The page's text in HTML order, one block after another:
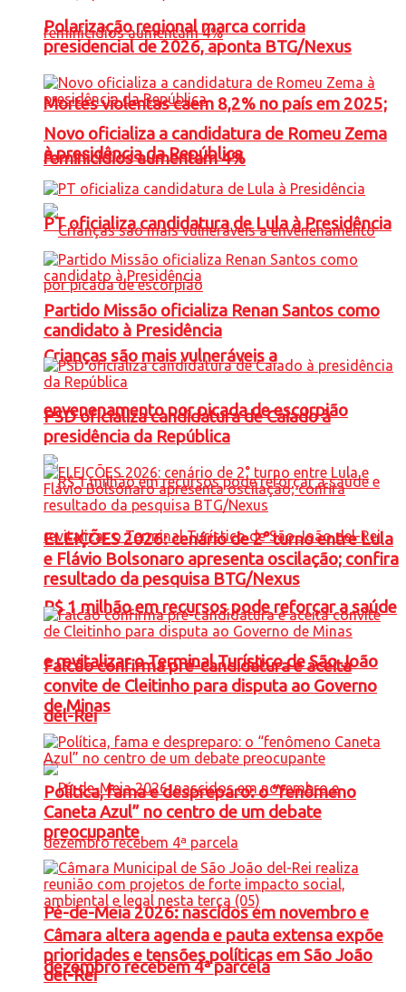
Mortes violentas caem 8,2% no país em 2025;
feminicídios aumentam 4%
Crianças são mais vulneráveis a
envenenamento por picada de escorpião
R$ 1 milhão em recursos pode reforçar a saúde
e revitalizar o Terminal Turístico de São João
del-Rei
Pé-de-Meia 2026: nascidos em novembro e
dezembro recebem 4ª parcela
Polarização regional marca corrida
presidencial de 2026, aponta BTG/Nexus
Novo oficializa a candidatura de Romeu Zema
à presidência da República
PT oficializa candidatura de Lula à Presidência
Partido Missão oficializa Renan Santos como
candidato à Presidência
PSD oficializa candidatura de Caiado à
presidência da República
ELEIÇÕES 2026: cenário de 2° turno entre Lula
e Flávio Bolsonaro apresenta oscilação; confira
resultado da pesquisa BTG/Nexus
Falcão confirma pré-candidatura e aceita
convite de Cleitinho para disputa ao Governo
de Minas
Política, fama e despreparo: o “fenômeno
Caneta Azul” no centro de um debate
preocupante
Câmara altera agenda e pauta extensa expõe
prioridades e tensões políticas em São João
del-Rei